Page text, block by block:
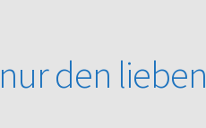
den lieben